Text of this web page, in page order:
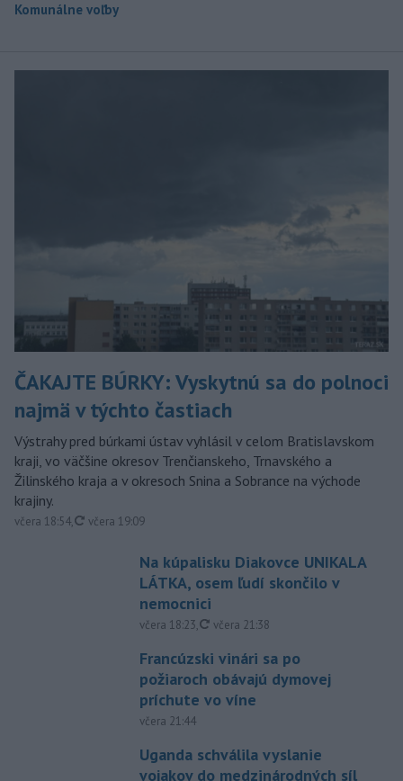
Komunálne voľby
ČAKAJTE BÚRKY: Vyskytnú sa do polnoci
najmä v týchto častiach
Výstrahy pred búrkami ústav vyhlásil v celom Bratislavskom
kraji, vo väčšine okresov Trenčianskeho, Trnavského a
Žilinského kraja a v okresoch Snina a Sobrance na východe
krajiny.
včera 18:54, aktualizované
včera 19:09
Na kúpalisku Diakovce UNIKALA
LÁTKA, osem ľudí skončilo v
nemocnici
včera 18:23, aktualizované
včera 21:38
Francúzski vinári sa po
požiaroch obávajú dymovej
príchute vo víne
včera 21:44
Uganda schválila vyslanie
vojakov do medzinárodných síl